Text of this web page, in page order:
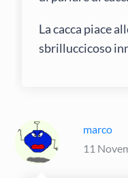
La cacca piace
sbrilluccicoso
marco
11